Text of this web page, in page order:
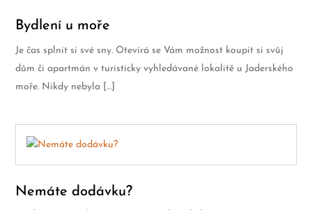
Bydlení u moře
Je čas splnit si své sny. Otevírá se Vám možnost koupit si svůj
dům či apartmán v turisticky vyhledávané lokalitě u Jaderského
moře. Nikdy nebyla […]
Nemáte dodávku?